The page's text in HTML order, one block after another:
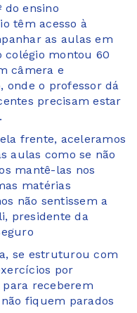
do ensino
têm acesso à
as aulas em
colégio montou 60
câmera e
onde o professor dá
precisam estar
frente, aceleramos
aulas como se não
mantê-las nos
matérias
não sentissem a
presidente da
se estruturou com
por
receberem
fiquem parados